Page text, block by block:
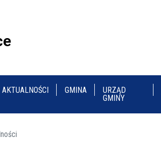
AKTUALNOŚCI GMINA
URZĄD
GMINY